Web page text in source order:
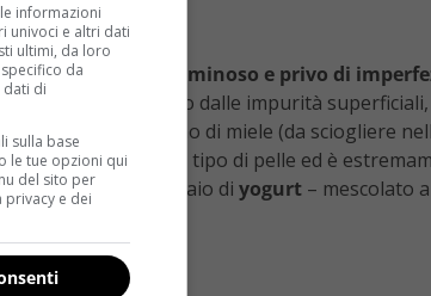
ritrovare un viso luminoso e privo di
il viso per pulirlo dalle impurità
meno di un cucchiaino di miele (da sciogliere
per ogni tipo di pelle ed è
mentre un cucchiaio di yogurt – mescolato
informazioni
univoci e altri dati
ultimi, da loro
da
di
sulla base
le tue opzioni qui
del sito per
privacy e dei